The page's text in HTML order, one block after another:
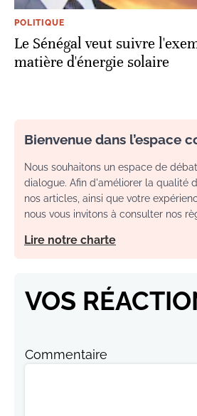
POLITIQUE
Le Sénégal veut suivre
matière d'énergie solaire
Bienvenue dans l’espace
Nous souhaitons un espace de
dialogue. Afin d'améliorer la qualité
nos articles, ainsi que votre
nous vous invitons à consulter nos
Lire notre charte
VOS
Commentaire